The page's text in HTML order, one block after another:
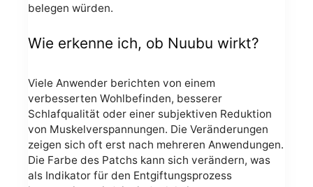
belegen würden.
Wie erkenne ich, ob Nuubu wirkt?
Viele Anwender berichten von einem
verbesserten Wohlbefinden, besserer
Schlafqualität oder einer subjektiven Reduktion
von Muskelverspannungen. Die Veränderungen
zeigen sich oft erst nach mehreren Anwendungen.
Die Farbe des Patchs kann sich verändern, was
als Indikator für den Entgiftungsprozess